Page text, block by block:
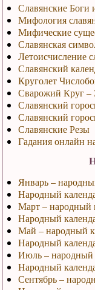
Славянские Боги
Мифология
Мифические
Славянская
Летоисчисление
Славянский
Круголет
Сварожий Круг –
Славянский
Славянский
Славянские Резы
Гадания онлайн
Январь –
Народный
Март – народный
Народный
Май – народный
Народный
Июль – народный
Народный
Сентябрь –